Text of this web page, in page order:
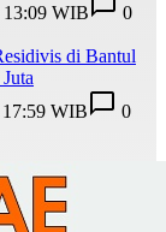
13:09 WIB
0
di Bantul
WIB 0